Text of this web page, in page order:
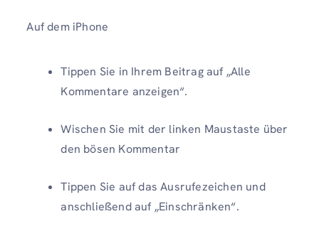
Auf dem iPhone
Tippen Sie in Ihrem Beitrag auf „Alle
Kommentare anzeigen“.
Wischen Sie mit der linken Maustaste über
den bösen Kommentar
Tippen Sie auf das Ausrufezeichen und
anschließend auf „Einschränken“.